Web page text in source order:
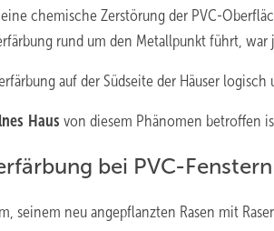
chemische Zerstörung der PVC-
rund um den Metallpunkt führt, war
auf der Südseite der Häuser logisch
Haus von diesem Phänomen betroffen
bei PVC-
seinem neu angepflanzten Rasen mit